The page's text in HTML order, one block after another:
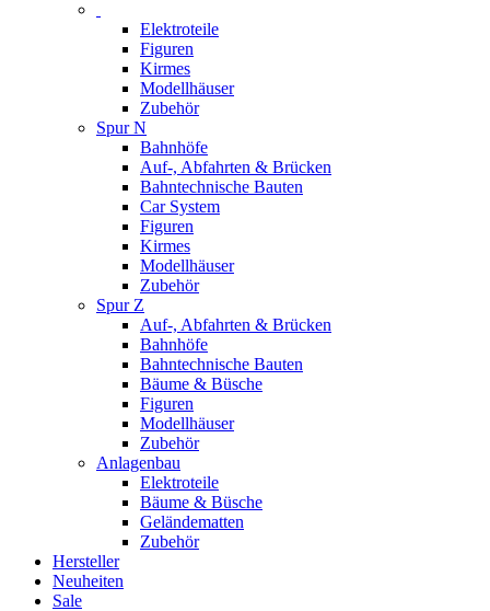
Elektroteile
Figuren
Kirmes
Modellhäuser
Zubehör
Spur N
Bahnhöfe
Auf-, Abfahrten & Brücken
Bahntechnische Bauten
Car System
Figuren
Kirmes
Modellhäuser
Zubehör
Spur Z
Auf-, Abfahrten & Brücken
Bahnhöfe
Bahntechnische Bauten
Bäume & Büsche
Figuren
Modellhäuser
Zubehör
Anlagenbau
Elektroteile
Bäume & Büsche
Geländematten
Zubehör
Hersteller
Neuheiten
Sale